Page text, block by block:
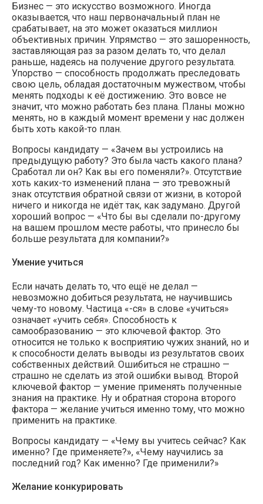
Бизнес — это искусство возможного. Иногда
оказывается, что наш первоначальный план не
срабатывает, на это может оказаться миллион
объективных причин. Упрямство — это зашоренность,
заставляющая раз за разом делать то, что делал
раньше, надеясь на получение другого результата.
Упорство — способность продолжать преследовать
свою цель, обладая достаточным мужеством, чтобы
менять подходы к её достижению. Это вовсе не
значит, что можно работать без плана. Планы можно
менять, но в каждый момент времени у нас должен
быть хоть какой-то план.
Вопросы кандидату — «Зачем вы устроились на
предыдущую работу? Это была часть какого плана?
Сработал ли он? Как вы его поменяли?». Отсутствие
хоть каких-то изменений плана — это тревожный
знак отсутствия обратной связи от жизни, в которой
ничего и никогда не идёт так, как задумано. Другой
хороший вопрос — «Что бы вы сделали по-другому
на вашем прошлом месте работы, что принесло бы
больше результата для компании?»
Умение учиться
Если начать делать то, что ещё не делал —
невозможно добиться результата, не научившись
чему-то новому. Частица «-ся» в слове «учиться»
означает «учить себя». Способность к
самообразованию — это ключевой фактор. Это
относится не только к восприятию чужих знаний, но и
к способности делать выводы из результатов своих
собственных действий. Ошибиться не страшно —
страшно не сделать из этой ошибки вывод. Второй
ключевой фактор — умение применять полученные
знания на практике. Ну и обратная сторона второго
фактора — желание учиться именно тому, что можно
применить на практике.
Вопросы кандидату — «Чему вы учитесь сейчас? Как
именно? Где применяете?», «Чему научились за
последний год? Как именно? Где применили?»
Желание конкурировать